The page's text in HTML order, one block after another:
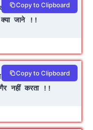
यह जमाने
क्या जाने !!
Copy to Clipboard
अपना था कोई
गैर नहीं करता !!
Copy to Clipboard